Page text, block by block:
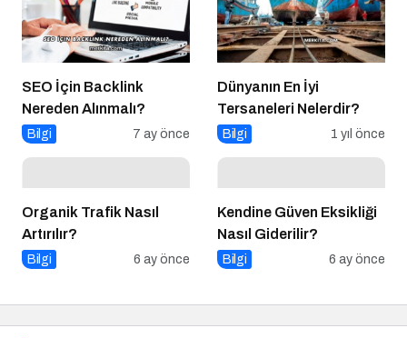
SEO İçin Backlink
Nereden Alınmalı?
Bilgi 7 ay önce
Dünyanın En İyi
Tersaneleri Nelerdir?
Bilgi 1 yıl önce
Organik Trafik Nasıl
Artırılır?
Bilgi 6 ay önce
Kendine Güven Eksikliği
Nasıl Giderilir?
Bilgi 6 ay önce